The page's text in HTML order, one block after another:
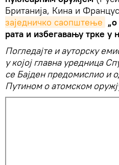
Британија, Кина и
заједничко саопштење
рата и избегавању трке у
Погледајте и ауторску
у којој главна уредница
се Бајден предомислио и
Путином о атомском